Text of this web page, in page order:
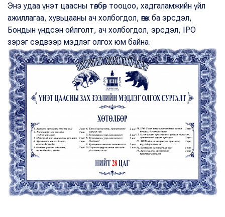
Энэ удаа үнэт цаасны төлбөр тооцоо, хадгаламжийн үйл
ажиллагаа, хувьцааны ач холбогдол, өгөөж ба эрсдэл,
Бондын үндсэн ойлголт, ач холбогдол, эрсдэл, IPO
зэрэг сэдвээр мэдлэг олгох юм байна.